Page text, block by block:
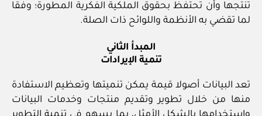
تنتجها وأن تحتفظ بحقوق الملكية الفكرية المطورة؛ وفقا
لما تقضي به الأنظمة واللوائح ذات الصلة.
المبدأ الثاني
تنمية الإيرادات
تعد البيانات أصولا قيمة يمكن تنميتها وتعظيم الاستفادة
منها من خلال تطوير وتقديم منتجات وخدمات البيانات